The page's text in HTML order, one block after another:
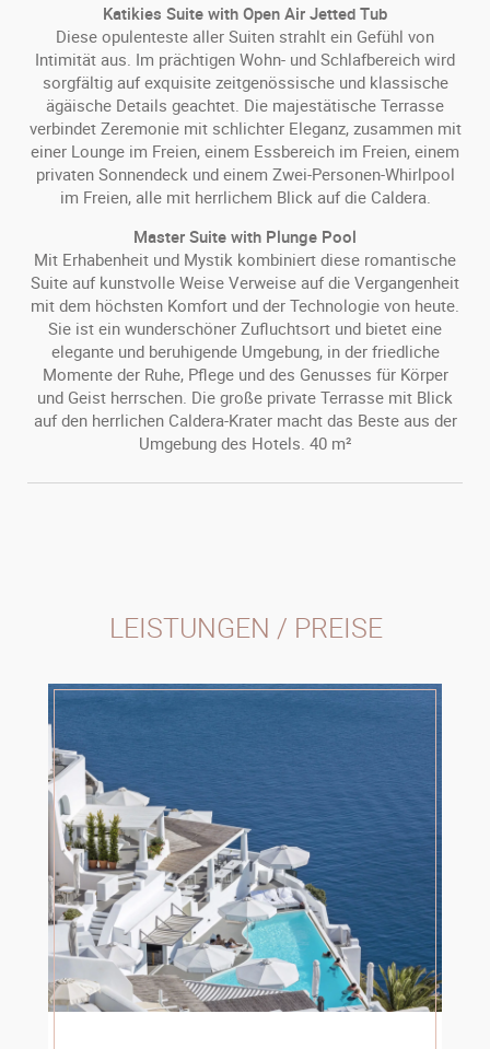
Katikies Suite with Open Air Jetted Tub
Diese opulenteste aller Suiten strahlt ein Gefühl von
Intimität aus. Im prächtigen Wohn- und Schlafbereich wird
sorgfältig auf exquisite zeitgenössische und klassische
ägäische Details geachtet. Die majestätische Terrasse
verbindet Zeremonie mit schlichter Eleganz, zusammen mit
einer Lounge im Freien, einem Essbereich im Freien, einem
privaten Sonnendeck und einem Zwei-Personen-Whirlpool
im Freien, alle mit herrlichem Blick auf die Caldera.
Master Suite with Plunge Pool
Mit Erhabenheit und Mystik kombiniert diese romantische
Suite auf kunstvolle Weise Verweise auf die Vergangenheit
mit dem höchsten Komfort und der Technologie von heute.
Sie ist ein wunderschöner Zufluchtsort und bietet eine
elegante und beruhigende Umgebung, in der friedliche
Momente der Ruhe, Pflege und des Genusses für Körper
und Geist herrschen. Die große private Terrasse mit Blick
auf den herrlichen Caldera-Krater macht das Beste aus der
Umgebung des Hotels. 40 m²
LEISTUNGEN / PREISE